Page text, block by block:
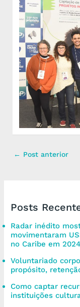
← Post anterior
Posts
Radar inédito
movimentaram
no Caribe em 2024
Voluntariado
propósito,
Como captar
instituições